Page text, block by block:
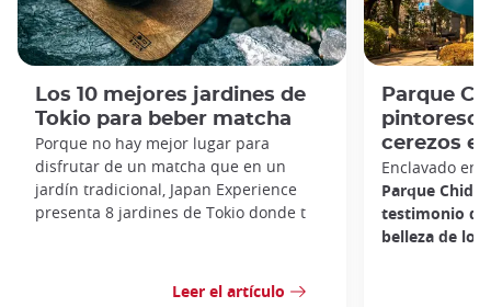
Los 10 mejores jardines de
Tokio para beber matcha
Porque no hay mejor lugar para
disfrutar de un matcha que en un
jardín tradicional, Japan Experience
presenta 8 jardines de Tokio donde t
Leer el artículo
Parque
cerezos
Enclavado en
Parque
testimonio
belleza de los